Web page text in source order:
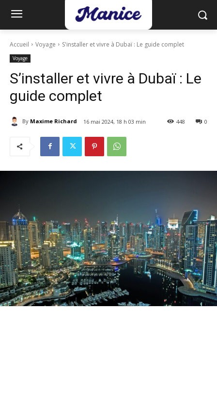
Accueil Voyage S'installer et vivre à Dubaï : Le guide complet
Voyage
S’installer et vivre à Dubaï : Le
guide complet
By Maxime Richard 16 mai 2024, 18 h 03 min 0
448